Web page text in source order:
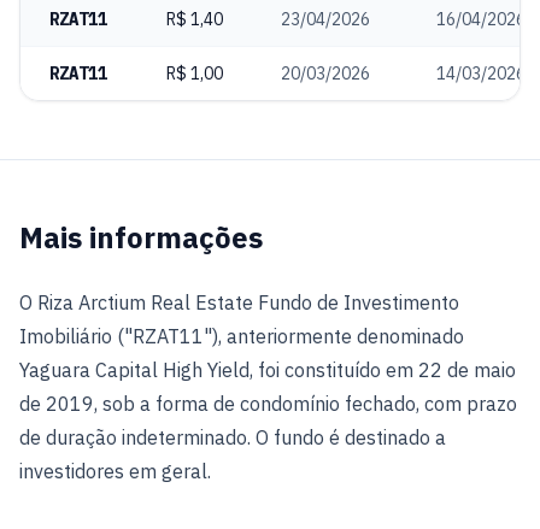
RZAT11 R$ 1,40 23/04/2026 16/04/2026
RZAT11 R$ 1,00 20/03/2026 14/03/2026
Mais informações
O Riza Arctium Real Estate Fundo de Investimento
Imobiliário ("RZAT11"), anteriormente denominado
Yaguara Capital High Yield, foi constituído em 22 de maio
de 2019, sob a forma de condomínio fechado, com prazo
de duração indeterminado. O fundo é destinado a
investidores em geral.